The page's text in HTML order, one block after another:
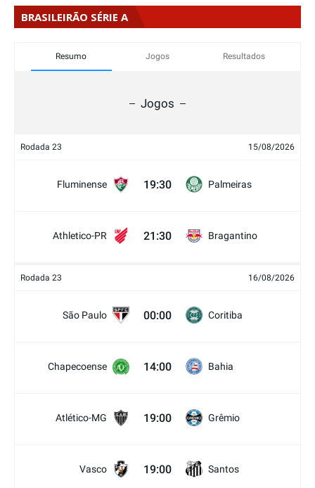
BRASILEIRÃO SÉRIE A
Resumo Jogos Resultados
Jogos
Rodada 23 15/08/2026
Fluminense 19:30 Palmeiras
Athletico-PR 21:30 Bragantino
Rodada 23 16/08/2026
São Paulo 00:00 Coritiba
Chapecoense 14:00 Bahia
Atlético-MG 19:00 Grêmio
Vasco 19:00 Santos